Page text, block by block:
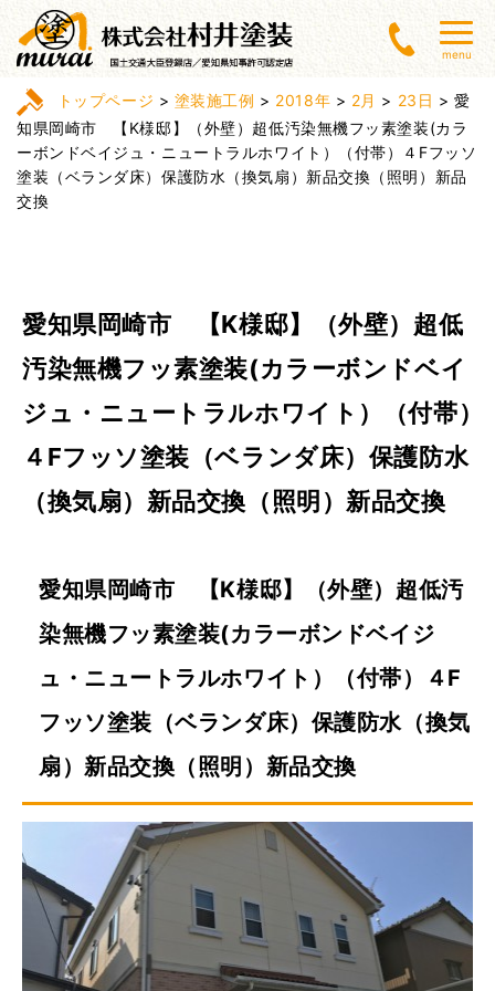
menu
トップページ > 塗装施工例 > 2018年 > 2月 > 23日 > 愛
知県岡崎市 【K様邸】（外壁）超低汚染無機フッ素塗装(カラ
ーボンドベイジュ・ニュートラルホワイト）（付帯）４Fフッソ
塗装（ベランダ床）保護防水（換気扇）新品交換（照明）新品
交換
愛知県岡崎市 【K様邸】（外壁）超低
汚染無機フッ素塗装(カラーボンドベイ
ジュ・ニュートラルホワイト）（付帯）
４Fフッソ塗装（ベランダ床）保護防水
（換気扇）新品交換（照明）新品交換
愛知県岡崎市 【K様邸】（外壁）超低汚
染無機フッ素塗装(カラーボンドベイジ
ュ・ニュートラルホワイト）（付帯）４F
フッソ塗装（ベランダ床）保護防水（換気
扇）新品交換（照明）新品交換